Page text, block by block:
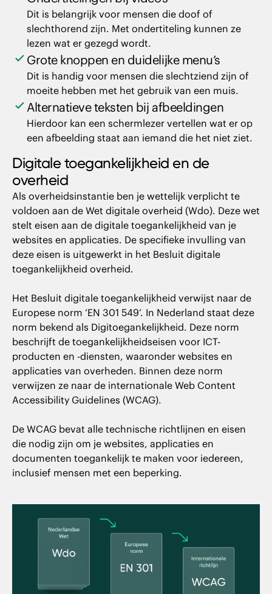
Dit is belangrijk voor mensen die doof of
slechthorend zijn. Met ondertiteling kunnen ze
lezen wat er gezegd wordt.
Grote knoppen en duidelijke menu’s
Dit is handig voor mensen die slechtziend zijn of
moeite hebben met het gebruik van een muis.
Alternatieve teksten bij afbeeldingen
Hierdoor kan een schermlezer vertellen wat er op
een afbeelding staat aan iemand die het niet ziet.
Digitale toegankelijkheid en de
overheid
Als overheidsinstantie ben je wettelijk verplicht te
voldoen aan de Wet digitale overheid (Wdo). Deze wet
stelt eisen aan de digitale toegankelijkheid van je
websites en applicaties. De specifieke invulling van
deze eisen is uitgewerkt in het Besluit digitale
toegankelijkheid overheid.
Het Besluit digitale toegankelijkheid verwijst naar de
Europese norm ‘EN 301 549’. In Nederland staat deze
norm bekend als Digitoegankelijkheid. Deze norm
beschrijft de toegankelijkheidseisen voor ICT-
producten en -diensten, waaronder websites en
applicaties van overheden. Binnen deze norm
verwijzen ze naar de internationale Web Content
Accessibility Guidelines (WCAG).
De WCAG bevat alle technische richtlijnen en eisen
die nodig zijn om je websites, applicaties en
documenten toegankelijk te maken voor iedereen,
inclusief mensen met een beperking.